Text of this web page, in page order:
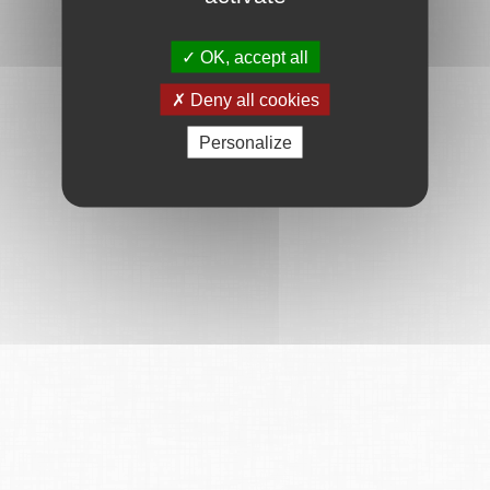
OK, accept all
Deny all cookies
Personalize